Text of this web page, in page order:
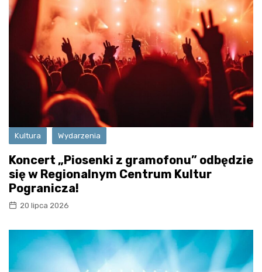
Kultura Wydarzenia
Koncert „Piosenki z gramofonu” odbędzie
się w Regionalnym Centrum Kultur
Pogranicza!
20 lipca 2026